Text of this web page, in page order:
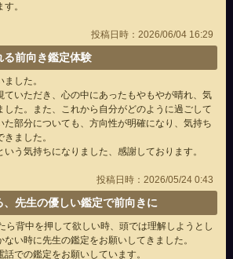
。
投稿日時：2026/06/04 16:29
前向き鑑定体験
した。
ていただき、心の中にあったもやもやが晴れ、気
した。また、これから自分がどのように過ごして
た部分についても、方向性が明確になり、気持ち
ました。
う気持ちになりました、感謝しております。
投稿日時：2026/05/24 0:43
先生の優しい鑑定で前向きに
ら背中を押して欲しい時、頭では理解しようとし
い時に先生の鑑定をお願いしてきました。
での鑑定をお願いしています。